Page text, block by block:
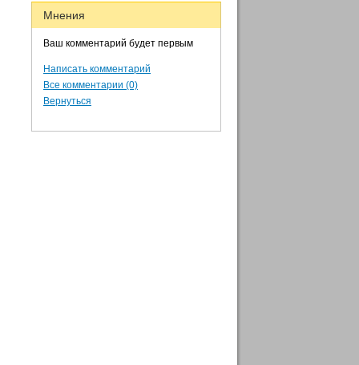
Мнения
Ваш комментарий будет первым
Написать комментарий
Все комментарии (0)
Вернуться